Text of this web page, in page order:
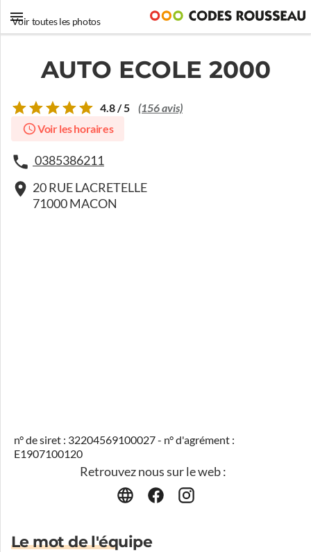
Voir toutes les photos
AUTO ECOLE 2000
4.8 / 5 (156 avis)
Voir les horaires
0385386211
20 RUE LACRETELLE
71000 MACON
n° de siret : 32204569100027 - n° d'agrément :
E1907100120
Retrouvez nous sur le web :
Le mot de l'équipe